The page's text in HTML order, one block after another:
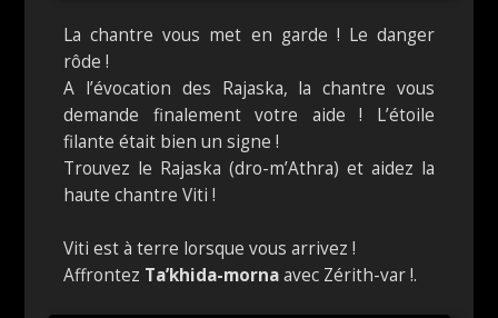
La chantre vous met en garde ! Le danger
rôde !
A l’évocation des Rajaska, la chantre vous
demande finalement votre aide ! L’étoile
filante était bien un signe !
Trouvez le Rajaska (dro-m’Athra) et aidez la
haute chantre Viti !
Viti est à terre lorsque vous arrivez !
Affrontez Ta’khida-mornaavec Zérith-var !.